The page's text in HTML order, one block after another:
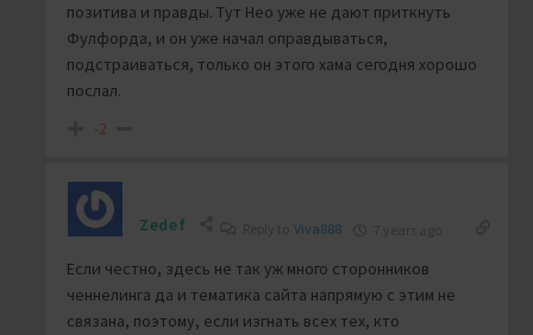
позитива и правды. Тут Нео уже не дают приткнуть
Фулфорда, и он уже начал оправдываться,
подстраиваться, только он этого хама сегодня хорошо
послал.
-2
Zedef Viva888
Если честно, здесь не так уж много сторонников
ченнелинга да и тематика сайта напрямую с этим не
связана, поэтому, если изгнать всех тех, кто